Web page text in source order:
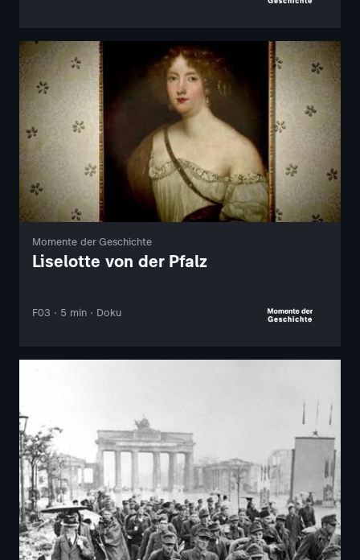
Momente der Geschichte
Liselotte von der Pfalz
F03 · 5 min · Doku